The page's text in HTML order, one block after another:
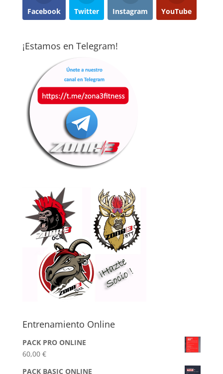
Facebook Twitter Instagram YouTube
¡Estamos en Telegram!
Entrenamiento Online
PACK PRO ONLINE
60,00 €
PACK BASIC ONLINE